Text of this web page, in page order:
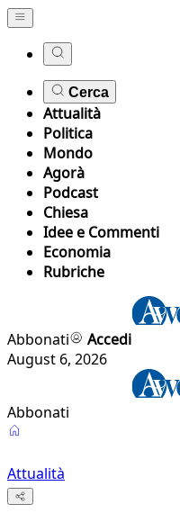
Cerca
Attualità
Politica
Mondo
Agorà
Podcast
Chiesa
Idee e Commenti
Economia
Rubriche
Abbonati
Accedi
August 6, 2026
Abbonati
Attualità